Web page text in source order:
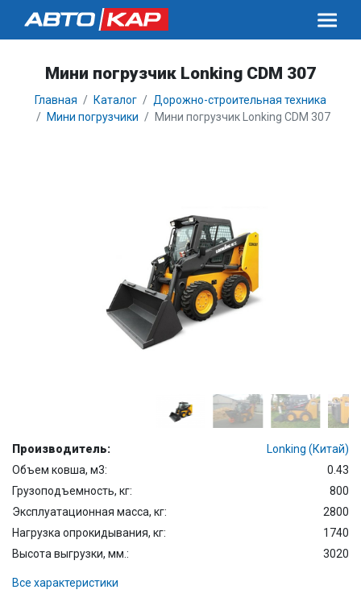
Мини погрузчик Lonking CDM 307
Главная Каталог
Дорожно-строительная техника
Мини погрузчики
Мини погрузчик Lonking CDM 307
Производитель:
Lonking (Китай)
Объем ковша, м3:
0.43
Грузоподъемность, кг:
800
Эксплуатационная масса, кг:
2800
Нагрузка опрокидывания, кг:
1740
Высота выгрузки, мм.:
3020
Все характеристики